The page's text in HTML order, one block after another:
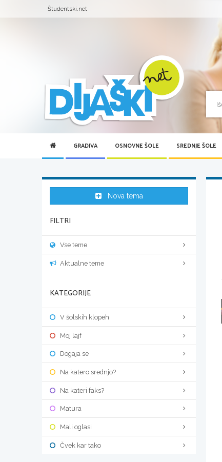
Študentski.net
GRADIVA OSNOVNE ŠOLE SREDNJE ŠOLE
Nova tema
FILTRI
Vse teme
Aktualne teme
KATEGORIJE
V šolskih klopeh
Moj lajf
Dogaja se
Na katero srednjo?
Na kateri faks?
Matura
Mali oglasi
Čvek kar tako